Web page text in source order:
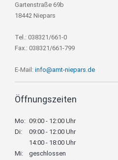
Gartenstraße 69b
18442 Niepars
Tel.: 038321/661-0
Fax.: 038321/661-799
E-Mail: info@amt-niepars.de
Öffnungszeiten
Mo: 09:00 - 12:00 Uhr
Di:
09:00 - 12:00 Uhr
14:00 - 18:00 Uhr
Mi:
geschlossen